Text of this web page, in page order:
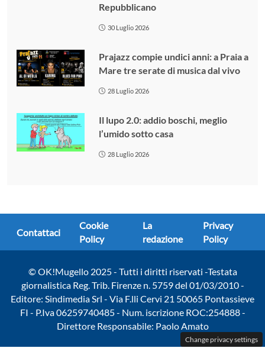
Repubblicano
30 Luglio 2026
Prajazz compie undici anni: a Praia a
Mare tre serate di musica dal vivo
28 Luglio 2026
Il lupo 2.0: addio boschi, meglio
l’umido sotto casa
28 Luglio 2026
Contattaci
Cookie
Policy
La
redazione
Privacy
Policy
© OK!Mugello 2025 - Tutti i diritti riservati -Testata
giornalistica Reg. Trib. Firenze n. 5759 del 01/03/2010 -
Editore: Sindimedia Srl - Via F.lli Cervi 21 50065 Pontassieve
FI - P.Iva 06259740485 - Num. iscrizione ROC:254888 -
Direttore Responsabile: Paolo Amato
Change privacy settings